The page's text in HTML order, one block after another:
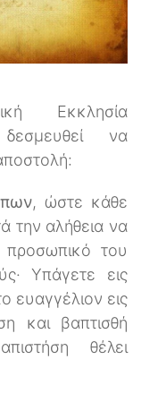
Εκκλησία
να
, ώστε κάθε
την αλήθεια να
προσωπικό του
Υπάγετε εις
ευαγγέλιον εις
και βαπτισθή
θέλει